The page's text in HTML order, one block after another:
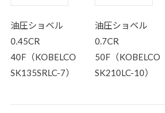
油圧ショベル
0.45CR
40F（KOBELCO
SK135SRLC-7）
油圧ショベル
0.7CR
50F（KOBELCO
SK210LC-10）